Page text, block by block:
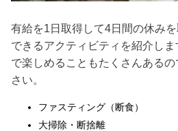
有給を1日取得して4日間の休み
できるアクティビティを紹介し
で楽しめることもたくさんある
さい。
ファスティング（断食）
大掃除・断捨離